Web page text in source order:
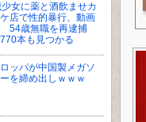
女に薬と酒飲ませカ
店で性的暴行、動画
54歳無職を再逮捕
本も見つかる
ッパが中国製メガソ
を締め出しｗｗｗ